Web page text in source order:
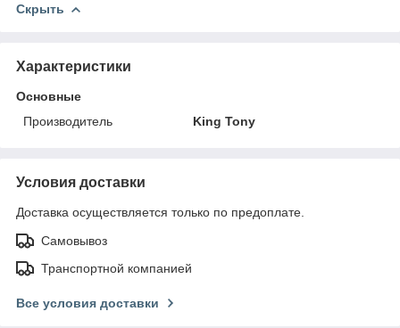
Скрыть
Характеристики
Основные
Производитель
King Tony
Условия доставки
Доставка осуществляется только по предоплате.
Самовывоз
Транспортной компанией
Все условия доставки